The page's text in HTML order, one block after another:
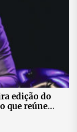
edição do
que reúne
e